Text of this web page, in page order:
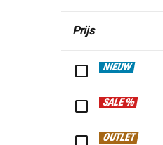
Prijs
NIEUW
SALE %
OUTLET